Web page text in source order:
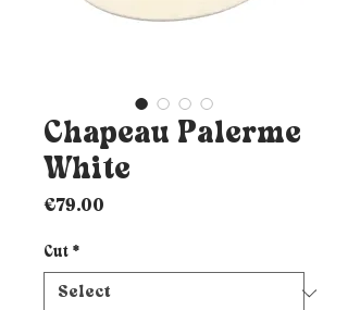
Chapeau Palerme
White
€79.00
Cut *